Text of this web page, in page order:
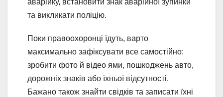
аварійку, встановити знак аварійної зупинки
та викликати поліцію.
Поки правоохоронці їдуть, варто
максимально зафіксувати все самостійно:
зробити фото й відео ями, пошкоджень авто,
дорожніх знаків або їхньої відсутності.
Бажано також знайти свідків та записати їхні